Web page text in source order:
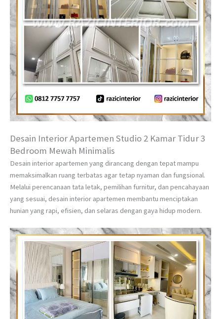
Desain Interior Apartemen Studio 2 Kamar Tidur 3
Bedroom Mewah Minimalis
Desain interior apartemen yang dirancang dengan tepat mampu
memaksimalkan ruang terbatas agar tetap nyaman dan fungsional.
Melalui perencanaan tata letak, pemilihan furnitur, dan pencahayaan
yang sesuai, desain interior apartemen membantu menciptakan
hunian yang rapi, efisien, dan selaras dengan gaya hidup modern.